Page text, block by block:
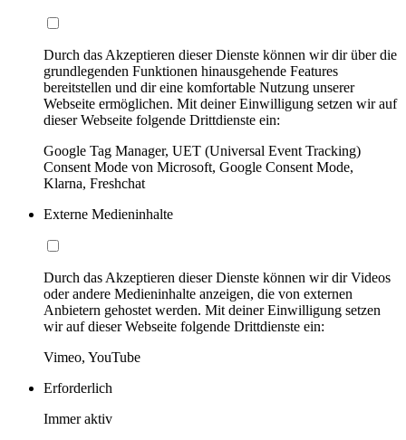
Durch das Akzeptieren dieser Dienste können wir dir über die
grundlegenden Funktionen hinausgehende Features
bereitstellen und dir eine komfortable Nutzung unserer
Webseite ermöglichen. Mit deiner Einwilligung setzen wir auf
dieser Webseite folgende Drittdienste ein:
Google Tag Manager, UET (Universal Event Tracking)
Consent Mode von Microsoft, Google Consent Mode,
Klarna, Freshchat
Externe Medieninhalte
Durch das Akzeptieren dieser Dienste können wir dir Videos
oder andere Medieninhalte anzeigen, die von externen
Anbietern gehostet werden. Mit deiner Einwilligung setzen
wir auf dieser Webseite folgende Drittdienste ein:
Vimeo, YouTube
Erforderlich
Immer aktiv